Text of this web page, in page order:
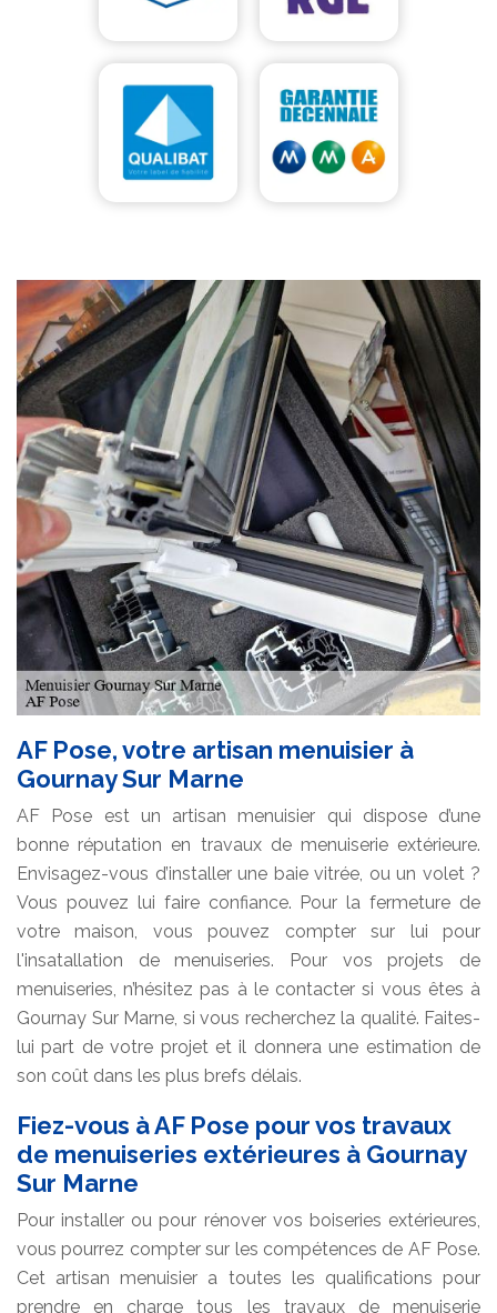
AF Pose, votre artisan menuisier à
Gournay Sur Marne
AF Pose est un artisan menuisier qui dispose d’une
bonne réputation en travaux de menuiserie extérieure.
Envisagez-vous d’installer une baie vitrée, ou un volet ?
Vous pouvez lui faire confiance. Pour la fermeture de
votre maison, vous pouvez compter sur lui pour
l'insatallation de menuiseries. Pour vos projets de
menuiseries, n’hésitez pas à le contacter si vous êtes à
Gournay Sur Marne, si vous recherchez la qualité. Faites-
lui part de votre projet et il donnera une estimation de
son coût dans les plus brefs délais.
Fiez-vous à AF Pose pour vos travaux
de menuiseries extérieures à Gournay
Sur Marne
Pour installer ou pour rénover vos boiseries extérieures,
vous pourrez compter sur les compétences de AF Pose.
Cet artisan menuisier a toutes les qualifications pour
prendre en charge tous les travaux de menuiserie